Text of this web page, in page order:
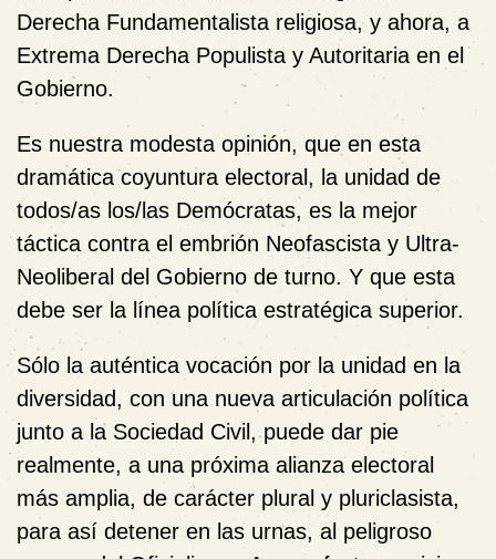
Derecha Fundamentalista religiosa, y ahora, a
Extrema Derecha Populista y Autoritaria en el
Gobierno.
Es nuestra modesta opinión, que en esta
dramática coyuntura electoral, la unidad de
todos/as los/las Demócratas, es la mejor
táctica contra el embrión Neofascista y Ultra-
Neoliberal del Gobierno de turno. Y que esta
debe ser la línea política estratégica superior.
Sólo la auténtica vocación por la unidad en la
diversidad, con una nueva articulación política
junto a la Sociedad Civil, puede dar pie
realmente, a una próxima alianza electoral
más amplia, de carácter plural y pluriclasista,
para así detener en las urnas, al peligroso